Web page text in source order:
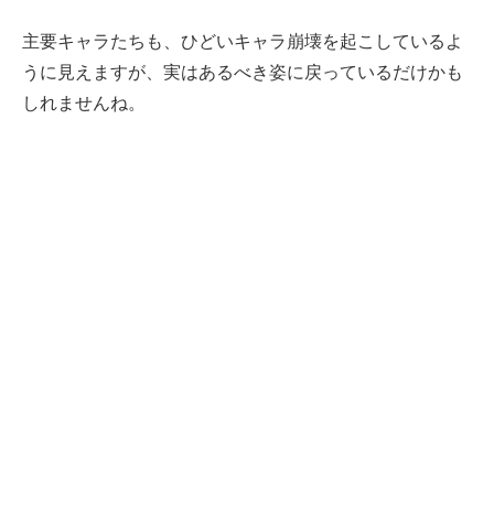
主要キャラたちも、ひどいキャラ崩壊を起こしているよ
うに見えますが、実はあるべき姿に戻っているだけかも
しれませんね。